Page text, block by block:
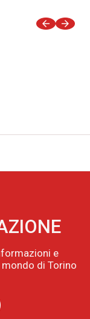
arrow_back arrow_forward
e
di Torino